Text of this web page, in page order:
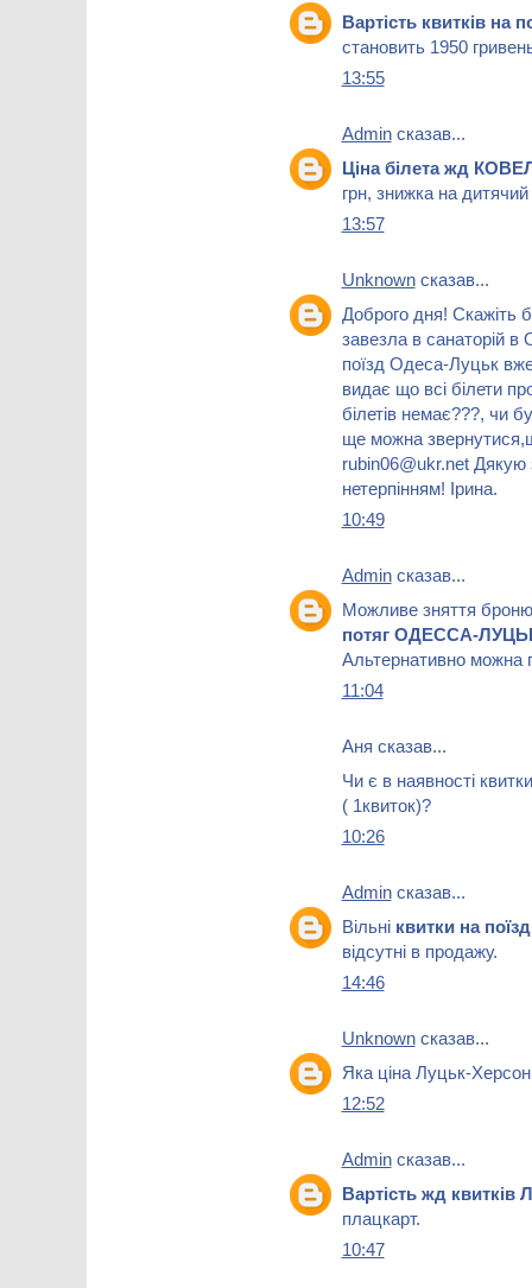
Вартість квитків
становить 1950
13:55
Adminсказав...
Ціна білета жд
грн, знижка на
13:57
Unknownсказав...
Доброго дня! Скажіть
завезла в санаторій в
поїзд Одеса-Луцьк
видає що всі білети
білетів немає???, чи
ще можна
rubin06@ukr.net Дякую
нетерпінням! Ірина.
10:49
Adminсказав...
Можливе зняття
потяг ОДЕССА-
Альтернативно можна
11:04
Аня сказав...
Чи є в наявності
( 1квиток)?
10:26
Adminсказав...
Вільні квитки на
відсутні в продажу.
14:46
Unknownсказав...
Яка ціна Луцьк-
12:52
Adminсказав...
Вартість жд
плацкарт.
10:47